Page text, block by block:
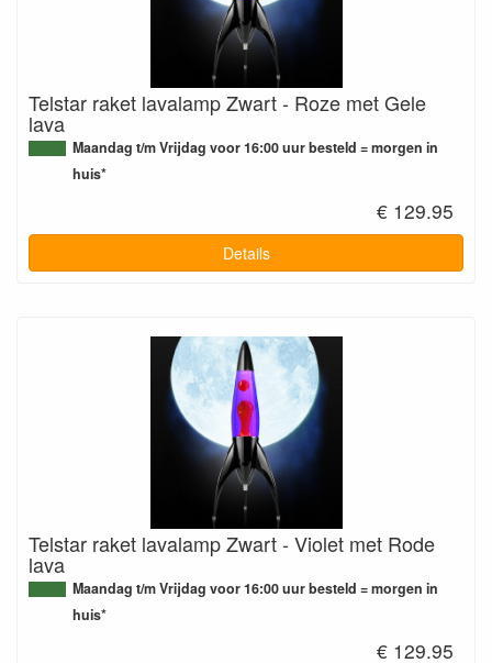
Telstar raket lavalamp Zwart - Roze met Gele
lava
Maandag t/m Vrijdag voor 16:00 uur besteld = morgen in
huis*
€ 129.95
Details
Telstar raket lavalamp Zwart - Violet met Rode
lava
Maandag t/m Vrijdag voor 16:00 uur besteld = morgen in
huis*
€ 129.95